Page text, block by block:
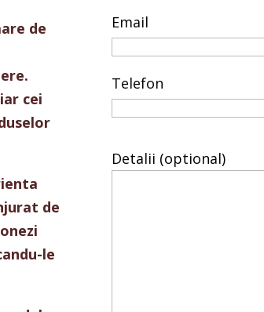
de
.
iar cei
de
-le
Email
Telefon
Detalii (optional)